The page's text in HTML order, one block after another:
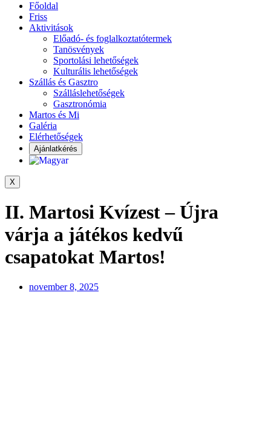
Főoldal
Friss
Aktivitások
Előadó- és foglalkoztatótermek
Tanösvények
Sportolási lehetőségek
Kulturális lehetőségek
Szállás és Gasztro
Szálláslehetőségek
Gasztronómia
Martos és Mi
Galéria
Elérhetőségek
Ajánlatkérés
X
II. Martosi Kvízest – Újra
várja a játékos kedvű
csapatokat Martos!
november 8, 2025